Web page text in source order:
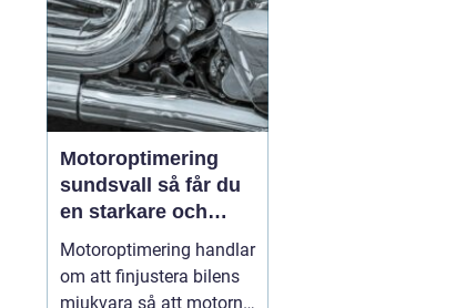
och med hur du tri...
Motoroptimering
sundsvall så får du
en starkare och
snålare bil
Motoroptimering handlar
om att finjustera bilens
mjukvara så att motorn